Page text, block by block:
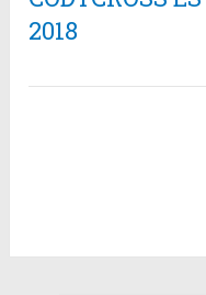
2018